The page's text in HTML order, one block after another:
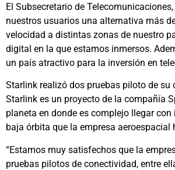
El Subsecretario de
nuestros usuarios una alternativa más
velocidad a distintas zonas de nuestro
digital en la que estamos inmersos.
un país atractivo para la inversión en
Starlink realizó dos pruebas piloto de su
Starlink es un proyecto de la compañía
planeta en donde es complejo llegar
baja órbita que la empresa
“Estamos muy satisfechos que la
pruebas pilotos de conectividad, entre